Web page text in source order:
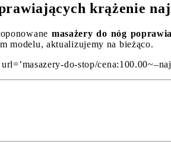
krążenie
masażery do nóg
modelu, aktualizujemy na bieżąco.
do-stop/